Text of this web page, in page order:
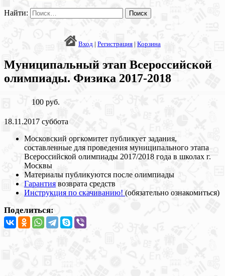
Найти:
Вход | Регистрация | Корзина
Муниципальный этап Всероссийской
олимпиады. Физика 2017-2018
100 руб.
18.11.2017 суббота
Московский оргкомитет публикует задания,
составленные для проведения муниципального этапа
Всероссийской олимпиады 2017/2018 года в школах г.
Москвы
Материалы публикуются после олимпиады
Гарантия возврата средств
Инструкция по скачиванию! (обязательно ознакомиться)
Поделиться: